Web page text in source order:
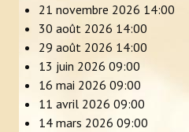
21 novembre 2026 14:00
30 août 2026 14:00
29 août 2026 14:00
13 juin 2026 09:00
16 mai 2026 09:00
11 avril 2026 09:00
14 mars 2026 09:00